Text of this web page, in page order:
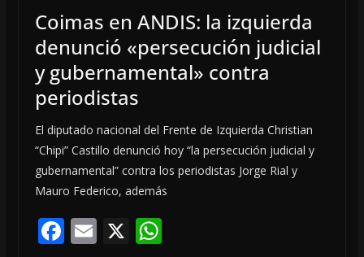
Coimas en ANDIS: la izquierda
denunció «persecución judicial
y gubernamental» contra
periodistas
El diputado nacional del Frente de Izquierda Christian
“Chipi” Castillo denunció hoy “la persecución judicial y
gubernamental” contra los periodistas Jorge Rial y
Mauro Federico, además
F E X W